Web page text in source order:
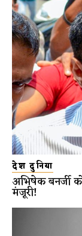
देश दुनिया
अभिषेक बनर्जी
मंजूरी!